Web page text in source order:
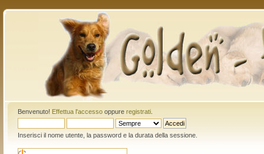
Benvenuto! Effettua l'accessooppure registrati.
Inserisci il nome utente, la password e la durata della sessione.